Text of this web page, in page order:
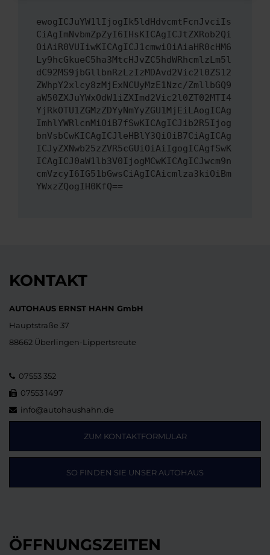
ewogICJuYW1lIjogIk5ldHdvcmtFcnJvciIs
CiAgImNvbmZpZyI6IHsKICAgICJtZXRob2Qi
OiAiR0VUIiwKICAgICJ1cmwiOiAiaHR0cHM6
Ly9hcGkueC5ha3MtcHJvZC5hdWRhcmlzLm5l
dC92MS9jbGllbnRzLzIzMDAvd2Vic2l0ZS12
ZWhpY2xlcy8zMjExNCUyMzE1Nzc/ZmllbGQ9
aW50ZXJuYWxOdW1iZXImd2Vic2l0ZT02MTI4
YjRkOTU1ZGMzZDYyNmYyZGU1MjEiLAogICAg
ImhlYWRlcnMiOiB7fSwKICAgICJib2R5Ijog
bnVsbCwKICAgICJleHBlY3QiOiB7CiAgICAg
ICJyZXNwb25zZVR5cGUiOiAiIgogICAgfSwK
ICAgICJ0aW1lb3V0IjogMCwKICAgICJwcm9n
cmVzcyI6IG51bGwsCiAgICAicmlza3kiOiBm
YWxzZQogIH0KfQ==
KONTAKT
AUTOHAUS ERNST HAHN GmbH
Hauptstraße 37
88662 Überlingen-Lippertsreute
07553 352
07553 1497
info@autohaushahn.de
ZUM KONTAKTFORMULAR
SO FINDEN SIE UNSER AUTOHAUS
ÖFFNUNGSZEITEN